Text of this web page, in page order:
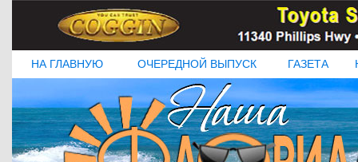
НА ГЛАВНУЮ ОЧЕРЕДНОЙ ВЫПУСК ГАЗЕТА